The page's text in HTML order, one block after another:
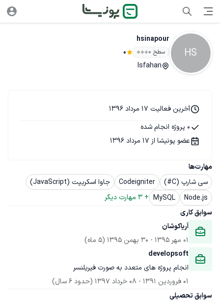
HS
hsinapour
سطح ۰ 0
Isfahan
مهارت‌ها
سی شارپ (C#)
Codeigniter
جاوا اسکریپت (JavaScript)
Node.js
MySQL
+
3 مهارت دیگر
سوابق کاری
آریاکوشان
01 مهر 1395
- 30 بهمن 1395
(5 ماه)
developsoft
انجام پروژه های متعدد به صورت فیریلنسر
01 فروردین 1391
- 08 خرداد 1397
(حدود 6 سال)
سوابق تحصیلی
آخرین فعالیت 17 مرداد 1396
0 پروژه انجام شده
عضو پونیشا از 17 مرداد 1396